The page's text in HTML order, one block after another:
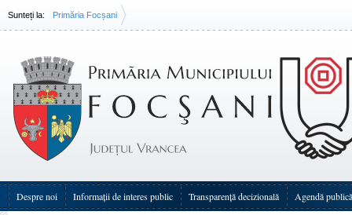
Sunteți la: Primăria Focșani
Despre noi Informații de interes public Transparenţă decizională Agendă publică